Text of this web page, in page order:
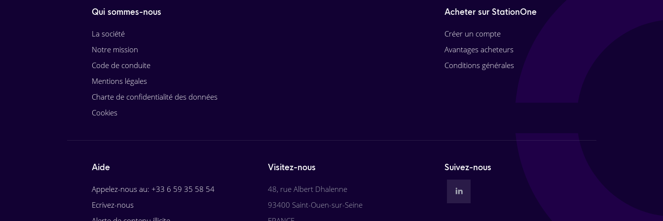
Qui sommes-nous
La société
Notre mission
Code de conduite
Mentions légales
Charte de confidentialité des données
Cookies
Acheter sur StationOne
Créer un compte
Avantages acheteurs
Conditions générales
Aide
Appelez-nous au: +33 6 59 35 58 54
Ecrivez-nous
Visitez-nous
48, rue Albert Dhalenne
93400 Saint-Ouen-sur-Seine
Suivez-nous